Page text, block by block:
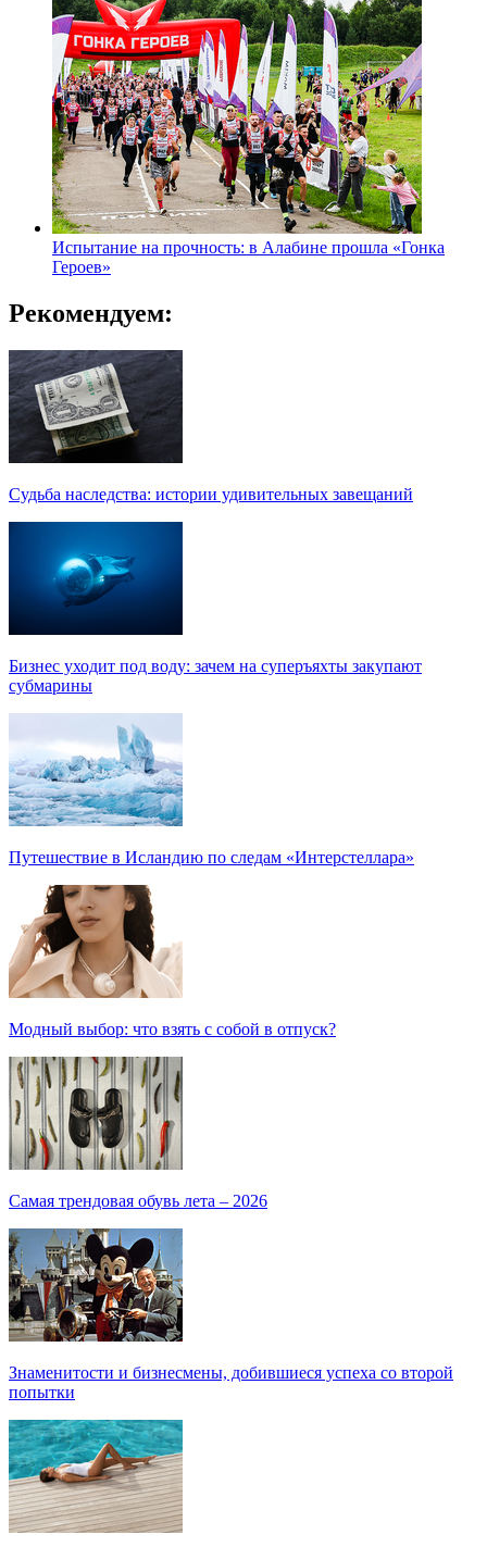
Испытание на прочность: в Алабине прошла «Гонка
Героев»
Рекомендуем:
Судьба наследства: истории удивительных завещаний
Бизнес уходит под воду: зачем на суперъяхты закупают
субмарины
Путешествие в Исландию по следам «Интерстеллара»
Модный выбор: что взять с собой в отпуск?
Самая трендовая обувь лета – 2026
Знаменитости и бизнесмены, добившиеся успеха со второй
попытки